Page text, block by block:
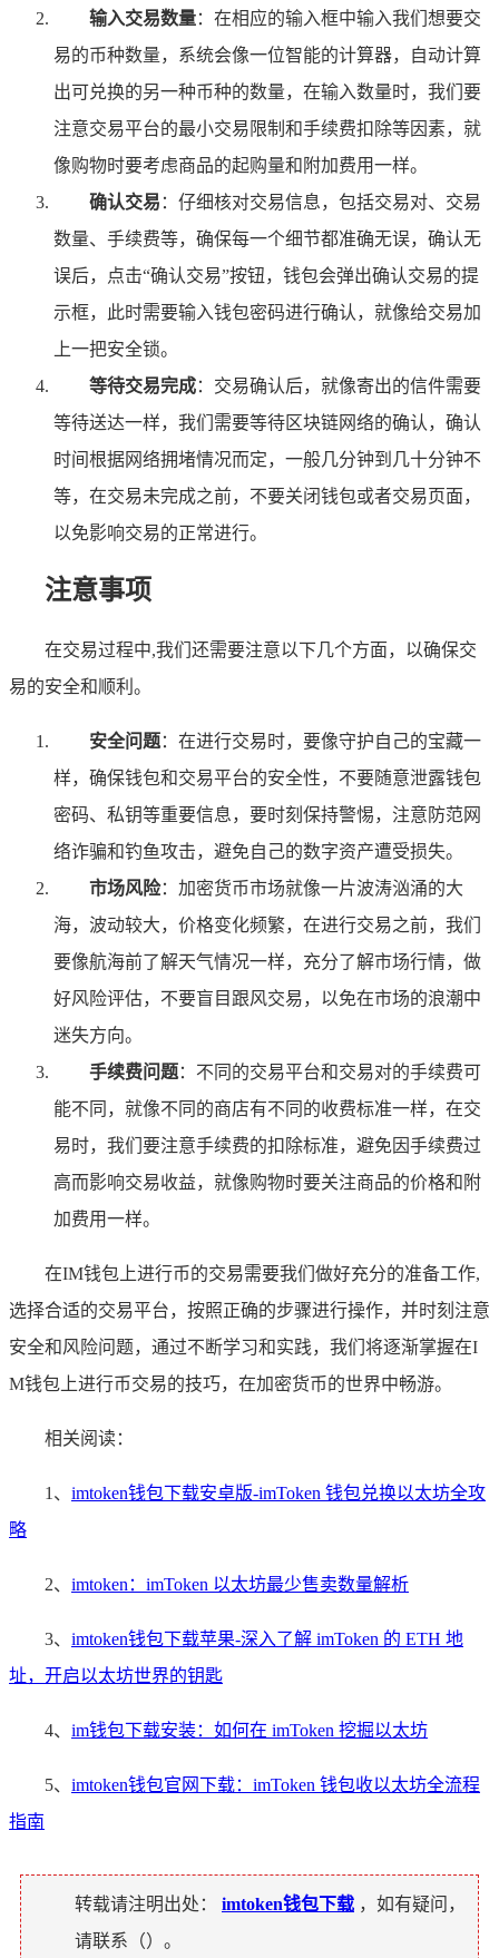
输入交易数量：在相应的输入框中输入我们想要交
易的币种数量，系统会像一位智能的计算器，自动计算
出可兑换的另一种币种的数量，在输入数量时，我们要
注意交易平台的最小交易限制和手续费扣除等因素，就
像购物时要考虑商品的起购量和附加费用一样。
确认交易 ：仔细核对交易信息，包括交易对、交易
数量、手续费等，确保每一个细节都准确无误，确认无
误后，点击“确认交易”按钮，钱包会弹出确认交易的提
示框，此时需要输入钱包密码进行确认，就像给交易加
上一把安全锁。
等待交易完成：交易确认后，就像寄出的信件需要
等待送达一样，我们需要等待区块链网络的确认，确认
时间根据网络拥堵情况而定，一般几分钟到几十分钟不
等，在交易未完成之前，不要关闭钱包或者交易页面，
以免影响交易的正常进行。
注意事项
在交易过程中,我们还需要注意以下几个方面，以确保交
易的安全和顺利。
安全问题：在进行交易时，要像守护自己的宝藏一
样，确保钱包和交易平台的安全性，不要随意泄露钱包
密码、私钥等重要信息，要时刻保持警惕，注意防范网
络诈骗和钓鱼攻击，避免自己的数字资产遭受损失。
市场风险：加密货币市场就像一片波涛汹涌的大
海，波动较大，价格变化频繁，在进行交易之前，我们
要像航海前了解天气情况一样，充分了解市场行情，做
好风险评估，不要盲目跟风交易，以免在市场的浪潮中
迷失方向。
手续费问题：不同的交易平台和交易对的手续费可
能不同，就像不同的商店有不同的收费标准一样，在交
易时，我们要注意手续费的扣除标准，避免因手续费过
高而影响交易收益，就像购物时要关注商品的价格和附
加费用一样。
在IM钱包上进行币的交易需要我们做好充分的准备工作,
选择合适的交易平台，按照正确的步骤进行操作，并时刻注意
安全和风险问题，通过不断学习和实践，我们将逐渐掌握在I
M钱包上进行币交易的技巧，在加密货币的世界中畅游。
相关阅读：
1、 imtoken钱包下载安卓版-imToken 钱包兑换以太坊全攻
略
2、 imtoken：imToken 以太坊最少售卖数量解析
3、 imtoken钱包下载苹果-深入了解 imToken 的 ETH 地
址，开启以太坊世界的钥匙
4、 im钱包下载安装：如何在 imToken 挖掘以太坊
5、 imtoken钱包官网下载：imToken 钱包收以太坊全流程
指南
转载请注明出处： imtoken钱包下载 ，如有疑问，
请联系（）。